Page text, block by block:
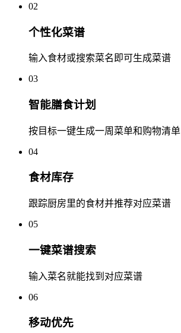
02
个性化菜谱
输入食材或搜索菜名即可生成菜谱
03
智能膳食计划
按目标一键生成一周菜单和购物清单
04
食材库存
跟踪厨房里的食材并推荐对应菜谱
05
一键菜谱搜索
输入菜名就能找到对应菜谱
06
移动优先